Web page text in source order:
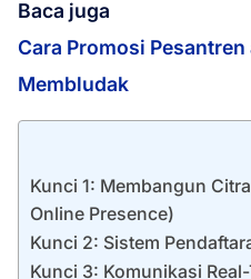
Baca juga
Cara Promosi
Membludak
Kunci 1: Membangun
Online Presence)
Kunci 2: Sistem
Kunci 3: Komunikasi